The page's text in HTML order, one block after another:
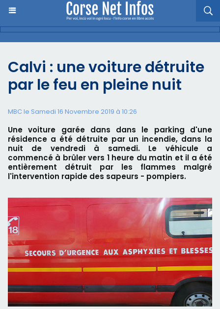
Calvi : une voiture détruite
par le feu en pleine nuit
MBC le Samedi 16 Novembre 2019 à 10:26
Une voiture garée dans dans le parking d'une
résidence a été détruite par un incendie, dans la
nuit de vendredi à samedi. Le véhicule a
commencé à brûler vers 1 heure du matin et il a été
entièrement détruit par les flammes malgré
l'intervention rapide des sapeurs - pompiers.